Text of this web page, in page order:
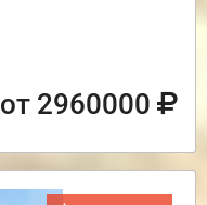
от 2960000